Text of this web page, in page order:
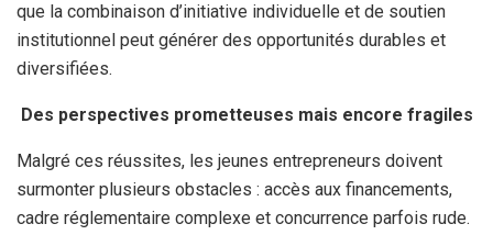
que la combinaison d’initiative individuelle et de soutien
institutionnel peut générer des opportunités durables et
diversifiées.
Des perspectives prometteuses mais encore fragiles
Malgré ces réussites, les jeunes entrepreneurs doivent
surmonter plusieurs obstacles : accès aux financements,
cadre réglementaire complexe et concurrence parfois rude.